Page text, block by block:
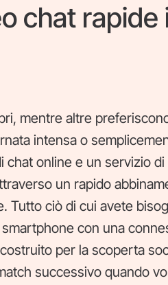
chat rapide
mentre altre
intensa o
online e un servizio
un rapido
Tutto ciò di cui avete
con una
per la scoperta
successivo quando